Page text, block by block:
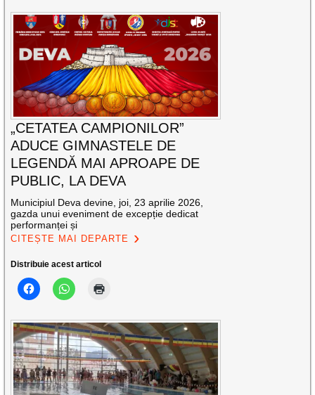
„CETATEA CAMPIONILOR”
ADUCE GIMNASTELE DE
LEGENDĂ MAI APROAPE DE
PUBLIC, LA DEVA
Municipiul Deva devine, joi, 23 aprilie 2026,
gazda unui eveniment de excepție dedicat
performanței și
CITEȘTE MAI DEPARTE
Distribuie acest articol